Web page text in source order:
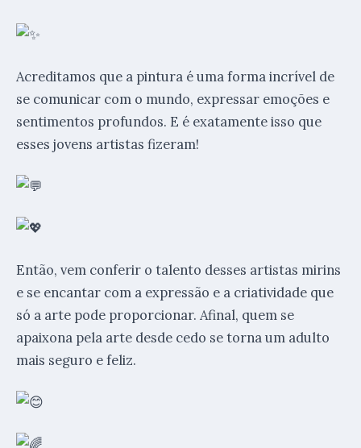
Acreditamos que a pintura é uma forma incrível de
se comunicar com o mundo, expressar emoções e
sentimentos profundos. E é exatamente isso que
esses jovens artistas fizeram!
Então, vem conferir o talento desses artistas mirins
e se encantar com a expressão e a criatividade que
só a arte pode proporcionar. Afinal, quem se
apaixona pela arte desde cedo se torna um adulto
mais seguro e feliz.